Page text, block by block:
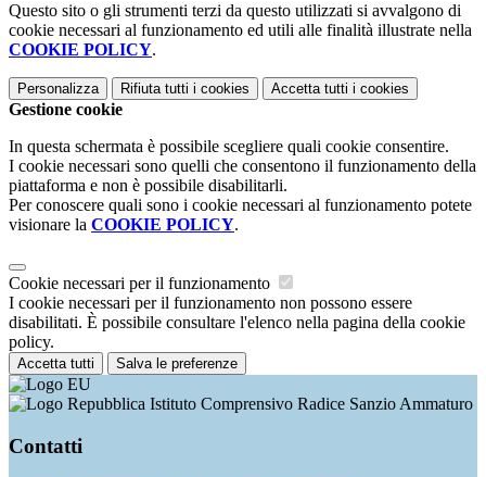
Questo sito o gli strumenti terzi da questo utilizzati si avvalgono di
cookie necessari al funzionamento ed utili alle finalità illustrate nella
COOKIE POLICY.
Personalizza Rifiuta tutti i cookies Accetta tutti i cookies
Gestione cookie
In questa schermata è possibile scegliere quali cookie consentire.
I cookie necessari sono quelli che consentono il funzionamento della
piattaforma e non è possibile disabilitarli.
Per conoscere quali sono i cookie necessari al funzionamento potete
visionare la COOKIE POLICY.
Cookie necessari per il funzionamento
I cookie necessari per il funzionamento non possono essere
disabilitati. È possibile consultare l'elenco nella pagina della cookie
policy.
Accetta tutti Salva le preferenze
Istituto Comprensivo Radice Sanzio Ammaturo
Contatti